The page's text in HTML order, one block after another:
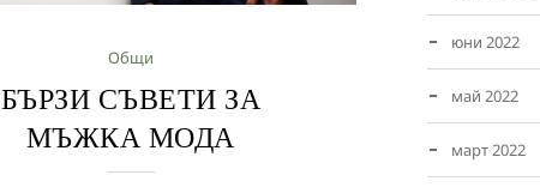
Общи
БЪРЗИ СЪВЕТИ ЗА
МЪЖКА МОДА
юни 2022
май 2022
март 2022